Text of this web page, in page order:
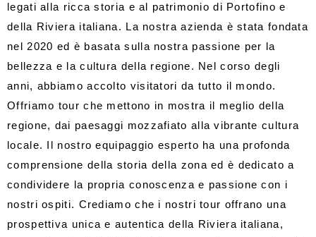
legati alla ricca storia e al patrimonio di Portofino e
della Riviera italiana. La nostra azienda è stata fondata
nel 2020 ed è basata sulla nostra passione per la
bellezza e la cultura della regione. Nel corso degli
anni, abbiamo accolto visitatori da tutto il mondo.
Offriamo tour che mettono in mostra il meglio della
regione, dai paesaggi mozzafiato alla vibrante cultura
locale. Il nostro equipaggio esperto ha una profonda
comprensione della storia della zona ed è dedicato a
condividere la propria conoscenza e passione con i
nostri ospiti. Crediamo che i nostri tour offrano una
prospettiva unica e autentica della Riviera italiana,